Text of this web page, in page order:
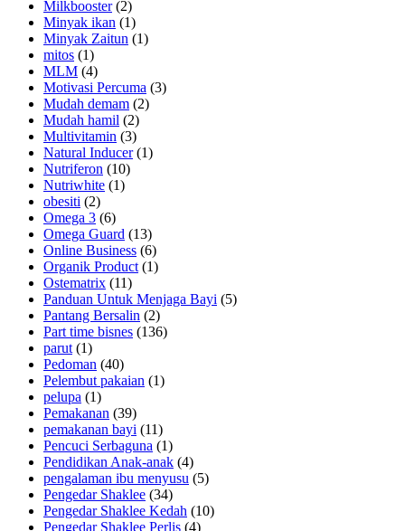
Milkbooster(2)
Minyak ikan (1)
Minyak Zaitun (1)
mitos (1)
MLM (4)
Motivasi Percuma (3)
Mudah demam (2)
Mudah hamil (2)
Multivitamin (3)
Natural Inducer(1)
Nutriferon (10)
Nutriwhite (1)
obesiti (2)
Omega 3 (6)
Omega Guard (13)
Online Business (6)
Organik Product (1)
Ostematrix (11)
Panduan Untuk Menjaga Bayi (5)
Pantang Bersalin (2)
Part time bisnes (136)
parut (1)
Pedoman (40)
Pelembut pakaian (1)
pelupa (1)
Pemakanan (39)
pemakanan bayi (11)
Pencuci Serbaguna (1)
Pendidikan Anak-anak (4)
pengalaman ibu menyusu (5)
Pengedar Shaklee (34)
Pengedar Shaklee Kedah (10)
Pengedar Shaklee Perlis (4)